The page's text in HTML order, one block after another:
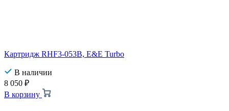
Картридж RHF3-053B, E&E Turbo
В наличии
8 050 ₽
В корзину